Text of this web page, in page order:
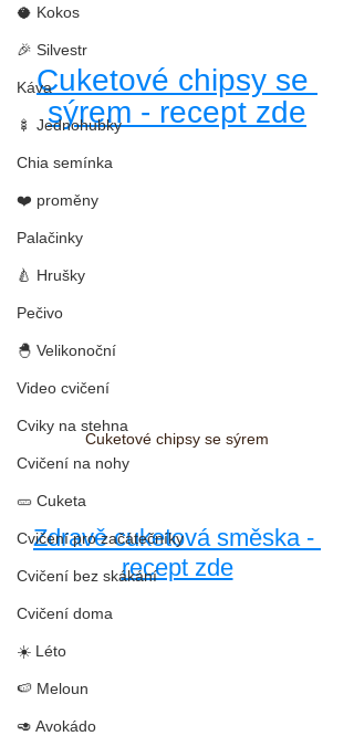
🥥 Kokos
🎉 Silvestr
Káva
🍢 Jednohubky
Chia semínka
❤️ proměny
Palačinky
🍐 Hrušky
Pečivo
🐣 Velikonoční
Video cvičení
Cviky na stehna
Cvičení na nohy
🥒 Cuketa
Cvičení pro začátečníky
Cvičení bez skákání
Cvičení doma
☀️ Léto
🍉 Meloun
🥑 Avokádo
Cuketové chipsy se
sýrem - recept zde
Cuketové chipsy se sýrem
Zdravě cuketová směska -
recept zde